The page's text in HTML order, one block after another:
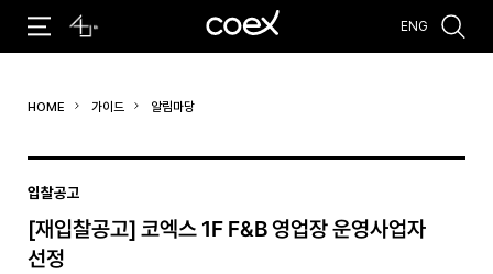
#코엑스 전시 #행사
ENG
HOME 가이드 알림마당
입찰공고
[재입찰공고] 코엑스 1F F&B 영업장 운영사업자
선정